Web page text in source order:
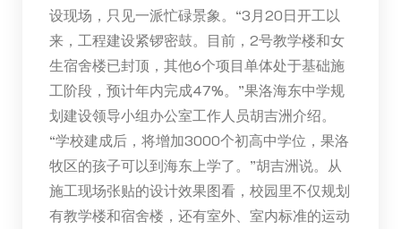
设现场，只见一派忙碌景象。“3月20日开工以
来，工程建设紧锣密鼓。目前，2号教学楼和女
生宿舍楼已封顶，其他6个项目单体处于基础施
工阶段，预计年内完成47%。”果洛海东中学规
划建设领导小组办公室工作人员胡吉洲介绍。
“学校建成后，将增加3000个初高中学位，果洛
牧区的孩子可以到海东上学了。”胡吉洲说。从
施工现场张贴的设计效果图看，校园里不仅规划
有教学楼和宿舍楼，还有室外、室内标准的运动